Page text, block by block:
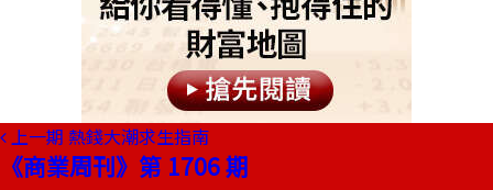
上一期 熱錢大潮求生指南
《商業周刊》第 1706 期